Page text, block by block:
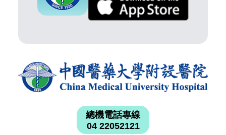
總機電話專線
04 22052121